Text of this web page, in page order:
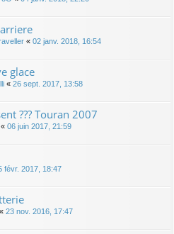
« 02 janv. 2018, 16:54
glace
« 26 sept. 2017, 13:58
??? Touran 2007
« 06 juin 2017, 21:59
févr. 2017, 18:47
« 23 nov. 2016, 17:47